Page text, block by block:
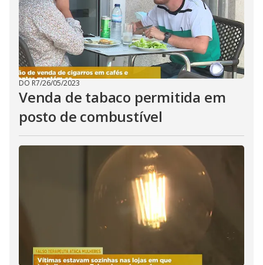
DO R7/26/05/2023
Venda de tabaco permitida em
posto de combustível